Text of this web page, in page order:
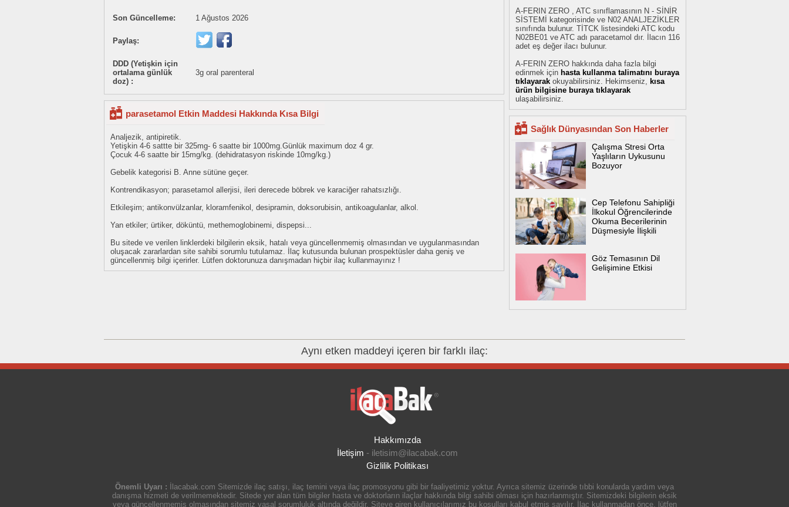
Son Güncelleme: 1 Ağustos 2026
Paylaş:
DDD (Yetişkin için
ortalama günlük
doz) :
3g oral parenteral
parasetamol Etkin Maddesi Hakkında Kısa Bilgi
Analjezik, antipiretik.
Yetişkin 4-6 sattte bir 325mg- 6 saatte bir 1000mg.Günlük maximum doz 4 gr.
Çocuk 4-6 saatte bir 15mg/kg. (dehidratasyon riskinde 10mg/kg.)
Gebelik kategorisi B. Anne sütüne geçer.
Kontrendikasyon; parasetamol allerjisi, ileri derecede böbrek ve karaciğer rahatsızlığı.
Etkileşim; antikonvülzanlar, kloramfenikol, desipramin, doksorubisin, antikoagulanlar, alkol.
Yan etkiler; ürtiker, döküntü, methemoglobinemi, dispepsi...
Bu sitede ve verilen linklerdeki bilgilerin eksik, hatalı veya güncellenmemiş olmasından ve uygulanmasından
oluşacak zararlardan site sahibi sorumlu tutulamaz. İlaç kutusunda bulunan prospektüsler daha geniş ve
güncellenmiş bilgi içerirler. Lütfen doktorunuza danışmadan hiçbir ilaç kullanmayınız !
A-FERIN ZERO , ATC sınıflamasının N - SİNİR
SİSTEMİ kategorisinde ve N02 ANALJEZİKLER
sınıfında bulunur. TİTCK listesindeki ATC kodu
N02BE01 ve ATC adı paracetamol dır. İlacın 116
adet eş değer ilacı bulunur.
A-FERIN ZERO hakkında daha fazla bilgi
edinmek için hasta kullanma talimatını buraya
tıklayarak okuyabilirsiniz. Hekimseniz, kısa
ürün bilgisine buraya tıklayarak
ulaşabilirsiniz.
Sağlık Dünyasından Son Haberler
Çalışma Stresi Orta
Yaşlıların Uykusunu
Bozuyor
Cep Telefonu Sahipliği
İlkokul Öğrencilerinde
Okuma Becerilerinin
Düşmesiyle İlişkili
Göz Temasının Dil
Gelişimine Etkisi
Aynı etken maddeyi içeren bir farklı ilaç:
Hakkımızda
İletişim - iletisim@ilacabak.com
Gizlilik Politikası
Önemli Uyarı :
İlacabak.com Sitemizde ilaç satışı, ilaç temini veya ilaç promosyonu gibi bir faaliyetimiz yoktur. Ayrıca sitemiz üzerinde tıbbi konularda yardım veya
danışma hizmeti de verilmemektedir. Sitede yer alan tüm bilgiler hasta ve doktorların ilaçlar hakkında bilgi sahibi olması için hazırlanmıştır. Sitemizdeki bilgilerin eksik
veya güncellenmemiş olmasından sitemiz yasal sorumluluk altında değildir. Siteye giren kullanıcılarımız bu koşulları kabul etmiş sayılır. İlaç kullanmadan önce, lütfen